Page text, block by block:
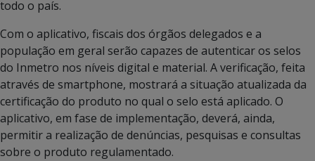
todo o país.
Com o aplicativo, fiscais dos órgãos delegados e a
população em geral serão capazes de autenticar os selos
do Inmetro nos níveis digital e material. A verificação, feita
através de smartphone, mostrará a situação atualizada da
certificação do produto no qual o selo está aplicado. O
aplicativo, em fase de implementação, deverá, ainda,
permitir a realização de denúncias, pesquisas e consultas
sobre o produto regulamentado.